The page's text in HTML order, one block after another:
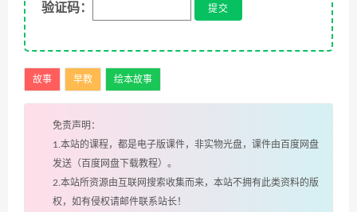
验证码：
故事 早教 绘本故事
免责声明：
1.本站的课程，都是电子版课件，非实物光盘，课件由百度网盘
发送（百度网盘下载教程）。
2.本站所资源由互联网搜索收集而来，本站不拥有此类资料的版
权，如有侵权请邮件联系站长！